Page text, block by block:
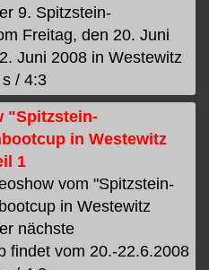
9. Spitzstein-
Freitag, den 20. Juni
Juni 2008 in Westewitz
/ 4:3
"Spitzstein-
in Westewitz
1
vom "Spitzstein-
in Westewitz
nächste
findet vom 20.-22.6.2008